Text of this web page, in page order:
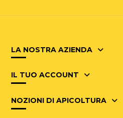
LA NOSTRA AZIENDA
IL TUO ACCOUNT
NOZIONI DI APICOLTURA